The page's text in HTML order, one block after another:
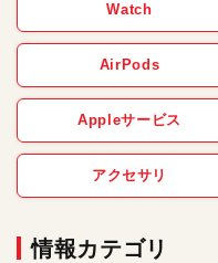
Watch
AirPods
Appleサービス
アクセサリ
情報カテゴリ